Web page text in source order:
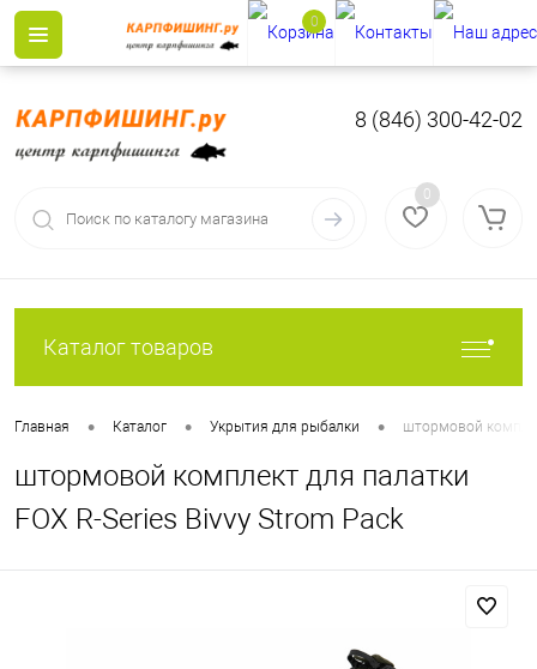
8 (846) 300-42-02
0
Каталог товаров
Главная • Каталог • Укрытия для рыбалки • штормовой
штормовой комплект для палатки
FOX R-Series Bivvy Strom Pack
0